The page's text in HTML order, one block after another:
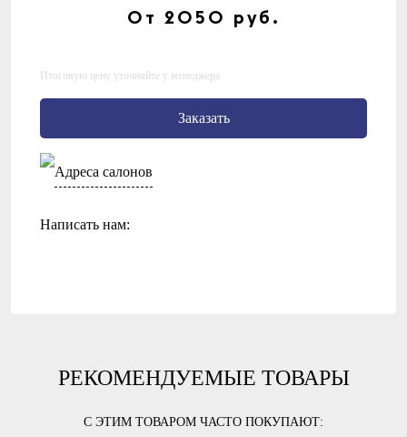
От 2050 руб.
Итоговую цену уточняйте у менеджера
Заказать
Адреса салонов
Написать нам:
РЕКОМЕНДУЕМЫЕ ТОВАРЫ
С ЭТИМ ТОВАРОМ ЧАСТО ПОКУПАЮТ: